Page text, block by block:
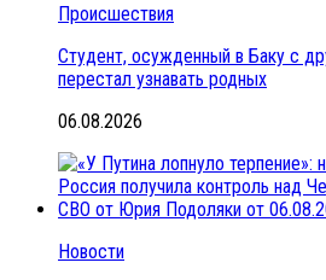
Происшествия
Студент, осужденный в Баку с
перестал узнавать родных
06.08.2026
Новости